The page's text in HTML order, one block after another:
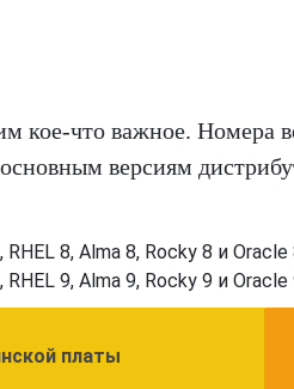
кое-что важное. Номера
версиям
8, Alma 8, Rocky 8 и Oracle
9, Alma 9, Rocky 9 и Oracle
платы